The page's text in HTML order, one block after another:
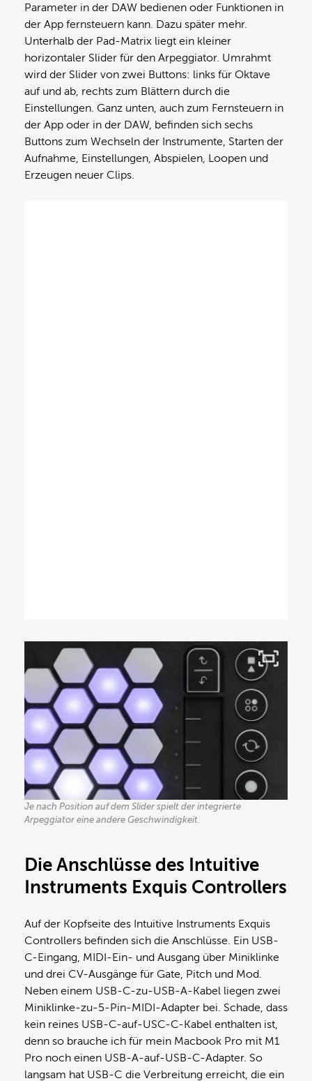
Parameter in der DAW bedienen oder Funktionen in
der App fernsteuern kann. Dazu später mehr.
Unterhalb der Pad-Matrix liegt ein kleiner
horizontaler Slider für den Arpeggiator. Umrahmt
wird der Slider von zwei Buttons: links für Oktave
auf und ab, rechts zum Blättern durch die
Einstellungen. Ganz unten, auch zum Fernsteuern in
der App oder in der DAW, befinden sich sechs
Buttons zum Wechseln der Instrumente, Starten der
Aufnahme, Einstellungen, Abspielen, Loopen und
Erzeugen neuer Clips.
Je nach Position auf dem Slider spielt der integrierte
Arpeggiator eine andere Geschwindigkeit.
Die Anschlüsse des Intuitive
Instruments Exquis Controllers
Auf der Kopfseite des Intuitive Instruments Exquis
Controllers befinden sich die Anschlüsse. Ein USB-
C-Eingang, MIDI-Ein- und Ausgang über Miniklinke
und drei CV-Ausgänge für Gate, Pitch und Mod.
Neben einem USB-C-zu-USB-A-Kabel liegen zwei
Miniklinke-zu-5-Pin-MIDI-Adapter bei. Schade, dass
kein reines USB-C-auf-USC-C-Kabel enthalten ist,
denn so brauche ich für mein Macbook Pro mit M1
Pro noch einen USB-A-auf-USB-C-Adapter. So
langsam hat USB-C die Verbreitung erreicht, die ein